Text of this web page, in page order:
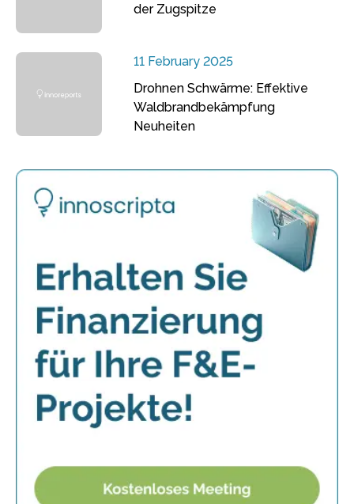
der Zugspitze
11 February 2025
Drohnen Schwärme: Effektive
Waldbrandbekämpfung
Neuheiten